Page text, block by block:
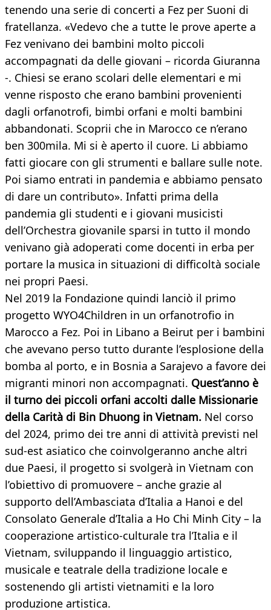
tenendo una serie di concerti a Fez per Suoni di
fratellanza. «Vedevo che a tutte le prove aperte a
Fez venivano dei bambini molto piccoli
accompagnati da delle giovani – ricorda Giuranna
-. Chiesi se erano scolari delle elementari e mi
venne risposto che erano bambini provenienti
dagli orfanotrofi, bimbi orfani e molti bambini
abbandonati. Scoprii che in Marocco ce n’erano
ben 300mila. Mi si è aperto il cuore. Li abbiamo
fatti giocare con gli strumenti e ballare sulle note.
Poi siamo entrati in pandemia e abbiamo pensato
di dare un contributo». Infatti prima della
pandemia gli studenti e i giovani musicisti
dell’Orchestra giovanile sparsi in tutto il mondo
venivano già adoperati come docenti in erba per
portare la musica in situazioni di difficoltà sociale
nei propri Paesi.
Nel 2019 la Fondazione quindi lanciò il primo
progetto WYO4Children in un orfanotrofio in
Marocco a Fez. Poi in Libano a Beirut per i bambini
che avevano perso tutto durante l’esplosione della
bomba al porto, e in Bosnia a Sarajevo a favore dei
migranti minori non accompagnati. Quest’anno è
il turno dei piccoli orfani accolti dalle Missionarie
della Carità di Bin Dhuong in Vietnam. Nel corso
del 2024, primo dei tre anni di attività previsti nel
sud-est asiatico che coinvolgeranno anche altri
due Paesi, il progetto si svolgerà in Vietnam con
l’obiettivo di promuovere – anche grazie al
supporto dell’Ambasciata d’Italia a Hanoi e del
Consolato Generale d’Italia a Ho Chi Minh City – la
cooperazione artistico-culturale tra l’Italia e il
Vietnam, sviluppando il linguaggio artistico,
musicale e teatrale della tradizione locale e
sostenendo gli artisti vietnamiti e la loro
produzione artistica.